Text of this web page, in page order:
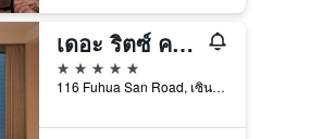
เดอะ ริตซ์ คาร์ลตัน เสิ่นเจิ้น
5 ดาว
116 Fuhua San Road, เซินเจิ้น, จีน